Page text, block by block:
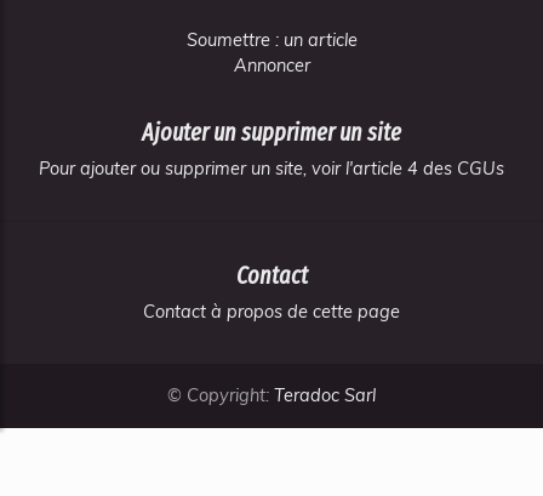
Soumettre : un article
Annoncer
Ajouter un supprimer un site
Pour ajouter ou supprimer un site, voir l'article 4 des CGUs
Contact
Contact à propos de cette page
© Copyright: Teradoc Sarl